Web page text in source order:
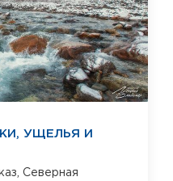
УЩЕЛЬЯ И
Северная